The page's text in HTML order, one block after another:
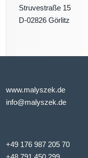
Struvestraße 15
D-02826 Görlitz
www.malyszek.de
info@malyszek.de
+49 176 987 205 70